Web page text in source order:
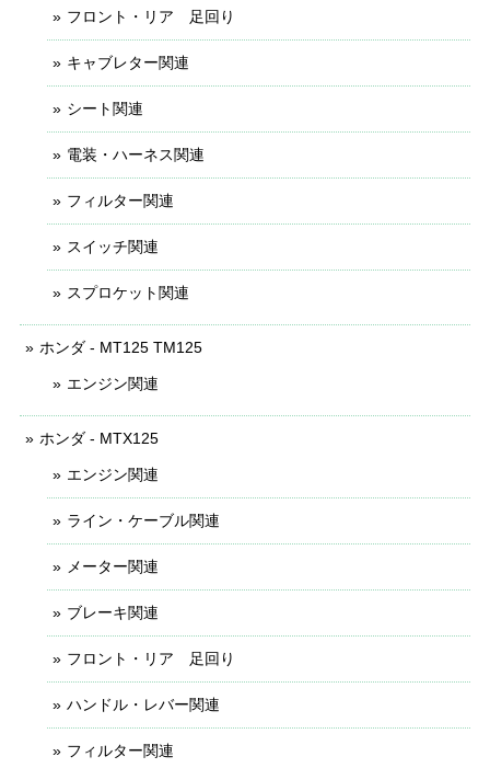
フロント・リア 足回り
キャブレター関連
シート関連
電装・ハーネス関連
フィルター関連
スイッチ関連
スプロケット関連
ホンダ - MT125 TM125
エンジン関連
ホンダ - MTX125
エンジン関連
ライン・ケーブル関連
メーター関連
ブレーキ関連
フロント・リア 足回り
ハンドル・レバー関連
フィルター関連